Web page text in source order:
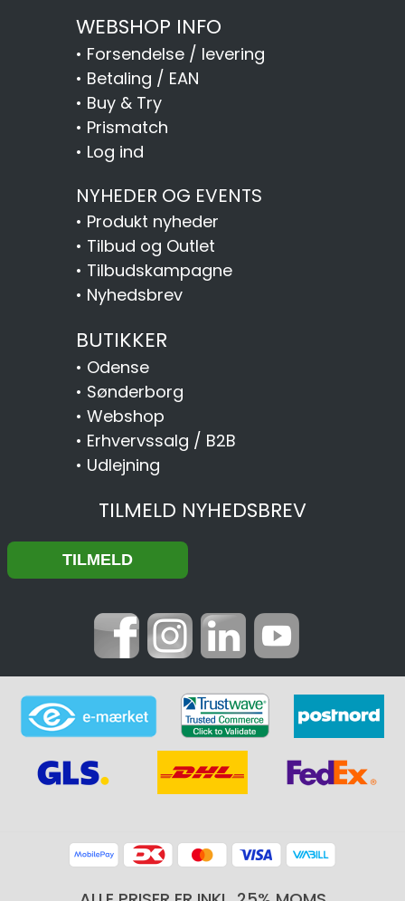
WEBSHOP INFO
• Forsendelse / levering
• Betaling / EAN
• Buy & Try
• Prismatch
• Log ind
NYHEDER OG EVENTS
• Produkt nyheder
• Tilbud og Outlet
• Tilbudskampagne
• Nyhedsbrev
BUTIKKER
• Odense
• Sønderborg
• Webshop
• Erhvervssalg / B2B
• Udlejning
TILMELD NYHEDSBREV